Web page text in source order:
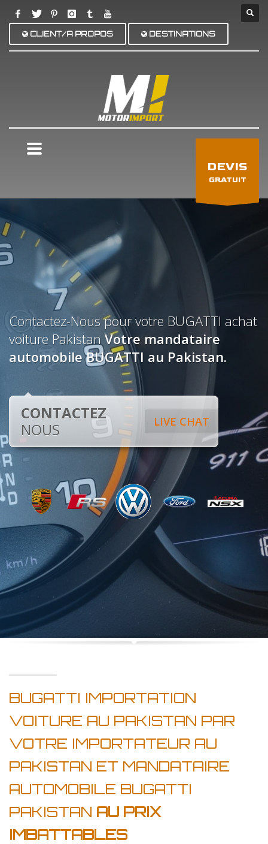
CLIENT/A PROPOS DESTINATIONS
DEVIS
GRATUIT
Contactez-Nous pour votre BUGATTI achat
voiture Pakistan Votre mandataire
automobile BUGATTI au Pakistan.
LIVE CHAT
CONTACTEZ
NOUS
BUGATTI IMPORTATION
VOITURE AU PAKISTAN PAR
VOTRE IMPORTATEUR AU
PAKISTAN ET MANDATAIRE
AUTOMOBILE BUGATTI
PAKISTAN AU PRIX
IMBATTABLES